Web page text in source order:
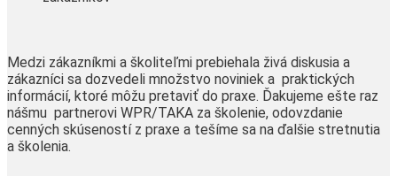
Medzi zákazníkmi a školiteľmi prebiehala živá diskusia a
zákazníci sa dozvedeli množstvo noviniek a praktických
informácií, ktoré môžu pretaviť do praxe. Ďakujeme ešte raz
nášmu partnerovi WPR/TAKA za školenie, odovzdanie
cenných skúseností z praxe a tešíme sa na ďalšie stretnutia
a školenia.